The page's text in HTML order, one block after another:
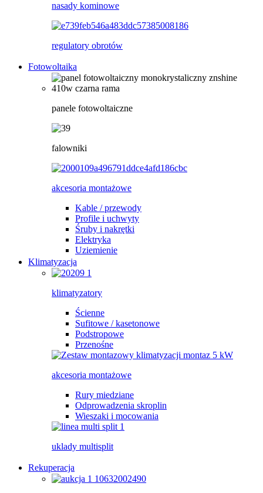
nasady kominowe
regulatory obrotów
Fotowoltaika
panele fotowoltaiczne
falowniki
akcesoria montażowe
Kable / przewody
Profile i uchwyty
Śruby i nakrętki
Elektryka
Uziemienie
Klimatyzacja
klimatyzatory
Ścienne
Sufitowe / kasetonowe
Podstropowe
Przenośne
akcesoria montażowe
Rury miedziane
Odprowadzenia skroplin
Wieszaki i mocowania
uklady multisplit
Rekuperacja